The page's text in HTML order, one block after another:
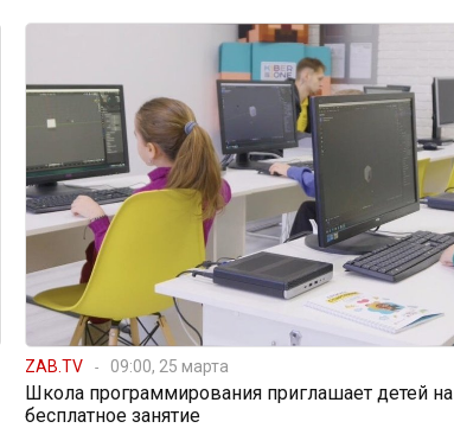
ZAB.TV 09:00, 25 марта
Школа программирования приглашает детей на
бесплатное занятие